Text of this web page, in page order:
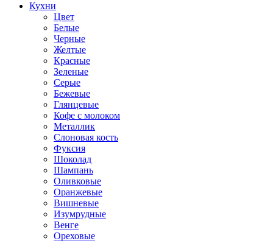
Кухни
Цвет
Белые
Черные
Желтые
Красные
Зеленые
Серые
Бежевые
Глянцевые
Кофе с молоком
Металлик
Слоновая кость
Фуксия
Шоколад
Шампань
Оливковые
Оранжевые
Вишневые
Изумрудные
Венге
Ореховые